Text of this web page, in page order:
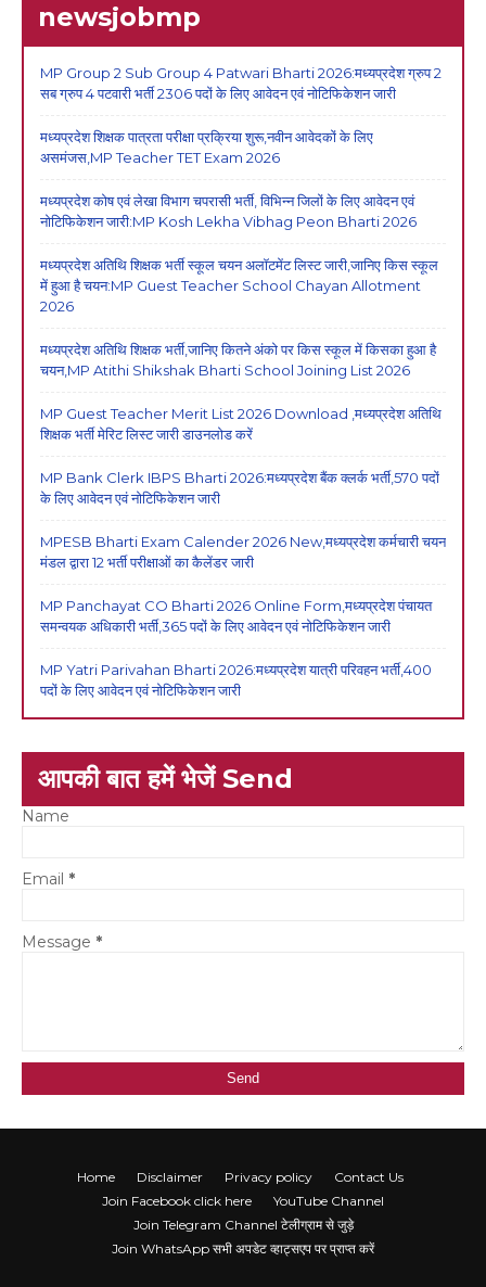
newsjobmp
MP Group 2 Sub Group 4 Patwari Bharti 2026:मध्यप्रदेश ग्रुप 2
सब ग्रुप 4 पटवारी भर्ती 2306 पदों के लिए आवेदन एवं नोटिफिकेशन जारी
मध्यप्रदेश शिक्षक पात्रता परीक्षा प्रक्रिया शुरू,नवीन आवेदकों के लिए
असमंजस,MP Teacher TET Exam 2026
मध्यप्रदेश कोष एवं लेखा विभाग चपरासी भर्ती, विभिन्न जिलों के लिए आवेदन एवं
नोटिफिकेशन जारी:MP Kosh Lekha Vibhag Peon Bharti 2026
मध्यप्रदेश अतिथि शिक्षक भर्ती स्कूल चयन अलॉटमेंट लिस्ट जारी,जानिए किस स्कूल
में हुआ है चयन:MP Guest Teacher School Chayan Allotment
2026
मध्यप्रदेश अतिथि शिक्षक भर्ती,जानिए कितने अंको पर किस स्कूल में किसका हुआ है
चयन,MP Atithi Shikshak Bharti School Joining List 2026
MP Guest Teacher Merit List 2026 Download ,मध्यप्रदेश अतिथि
शिक्षक भर्ती मेरिट लिस्ट जारी डाउनलोड करें
MP Bank Clerk IBPS Bharti 2026:मध्यप्रदेश बैंक क्लर्क भर्ती,570 पदों
के लिए आवेदन एवं नोटिफिकेशन जारी
MPESB Bharti Exam Calender 2026 New,मध्यप्रदेश कर्मचारी चयन
मंडल द्वारा 12 भर्ती परीक्षाओं का कैलेंडर जारी
MP Panchayat CO Bharti 2026 Online Form,मध्यप्रदेश पंचायत
समन्वयक अधिकारी भर्ती,365 पदों के लिए आवेदन एवं नोटिफिकेशन जारी
MP Yatri Parivahan Bharti 2026:मध्यप्रदेश यात्री परिवहन भर्ती,400
पदों के लिए आवेदन एवं नोटिफिकेशन जारी
आपकी बात हमें भेजें Send
Name
Email *
Message *
Home Disclaimer Privacy policy
Contact Us
Join Facebook click here
YouTube Channel
Join Telegram Channel टेलीग्राम से जुड़े
Join WhatsApp सभी अपडेट व्हाट्सएप पर प्राप्त करें